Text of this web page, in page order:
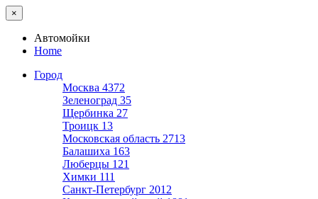
×
Автомойки
Home
Город
Москва 4372
Зеленоград 35
Щербинка 27
Троицк 13
Московская область 2713
Балашиха 163
Люберцы 121
Химки 111
Санкт-Петербург 2012